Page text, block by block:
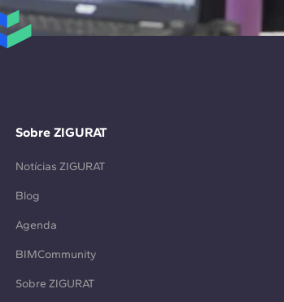
Sobre ZIGURAT
Notícias ZIGURAT
Blog
Agenda
BIMCommunity
Sobre ZIGURAT